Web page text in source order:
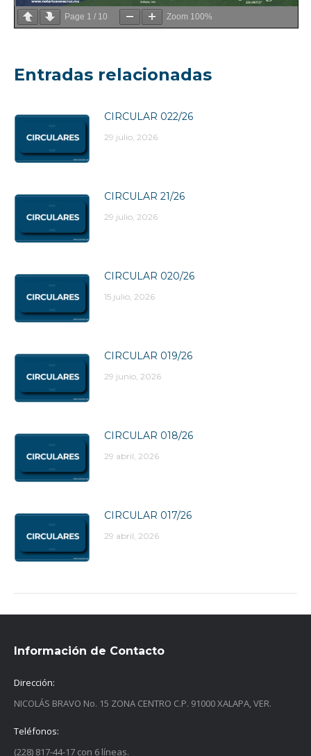
Page 1 / 10 Zoom 100%
Entradas relacionadas
CIRCULAR 022/26
29 julio, 2026
CIRCULAR 21/26
29 julio, 2026
CIRCULAR 020/26
15 julio, 2026
CIRCULAR 019/26
29 junio, 2026
CIRCULAR 018/26
29 abril, 2026
CIRCULAR 017/26
29 abril, 2026
Información de Contacto
Dirección:
NICOLÁS BRAVO No. 15 ZONA CENTRO C.P. 91000 XALAPA, VER.
Teléfonos:
(228) 817-44-17 con 6 líneas.